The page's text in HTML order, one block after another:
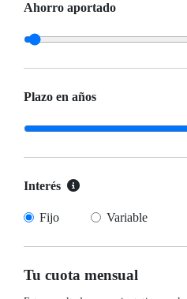
Ahorro aportado
Plazo en años
Interés
Fijo Variable
Tu cuota mensual